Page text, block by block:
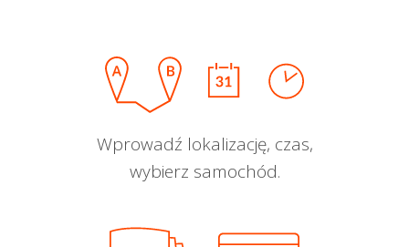
Wprowadź lokalizację, czas,
wybierz samochód.